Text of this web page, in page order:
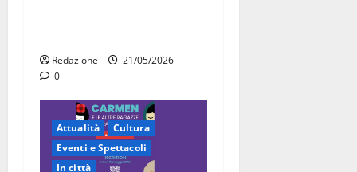
Redazione
21/05/2026
0
Attualità
Cultura
Eventi e Spettacoli
In città